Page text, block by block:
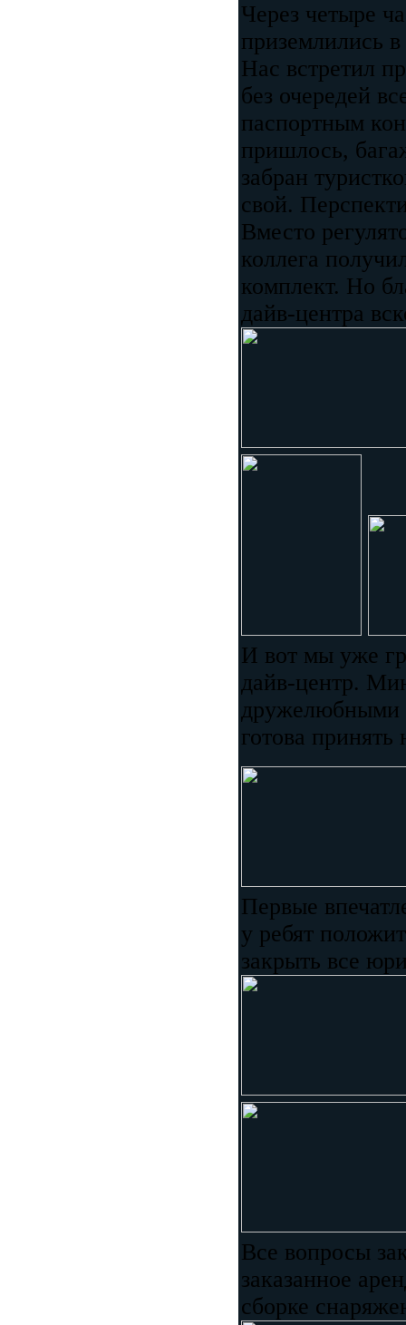
Через четыре
приземлились
Нас встретил
без очередей
паспортным
пришлось,
забран
свой.
Вместо
коллега
комплект. Но
дайв-центра
И вот мы уже
дайв-центр.
дружелюбными
готова принять
Первые
у ребят
закрыть все
Все вопросы
заказанное
сборке